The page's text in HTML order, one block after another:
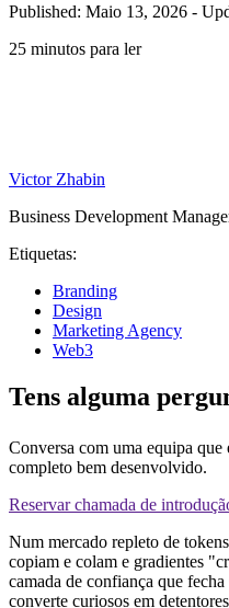
Published: Maio 13, 2026 -
25 minutos para ler
Victor Zhabin
Business Development
Etiquetas:
Branding
Design
Marketing Agency
Web3
Tens alguma
Conversa com uma equipa
completo bem desenvolvido.
Reservar chamada de
Num mercado repleto de
copiam e colam e gradientes
camada de confiança que
converte curiosos em